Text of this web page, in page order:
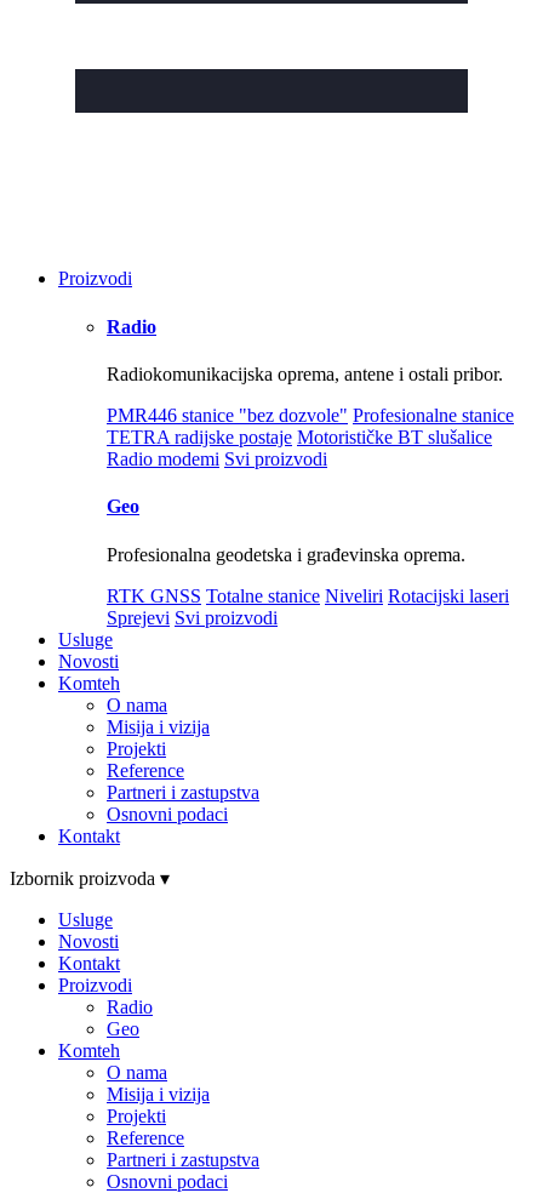
Proizvodi
Radio
Radiokomunikacijska oprema, antene i ostali pribor.
PMR446 stanice "bez dozvole" Profesionalne stanice
TETRA radijske postaje Motorističke BT slušalice
Radio modemi Svi proizvodi
Geo
Profesionalna geodetska i građevinska oprema.
RTK GNSS Totalne stanice Niveliri Rotacijski laseri
Sprejevi Svi proizvodi
Usluge
Novosti
Komteh
O nama
Misija i vizija
Projekti
Reference
Partneri i zastupstva
Osnovni podaci
Kontakt
Izbornik proizvoda ▾
Usluge
Novosti
Kontakt
Proizvodi
Radio
Geo
Komteh
O nama
Misija i vizija
Projekti
Reference
Partneri i zastupstva
Osnovni podaci